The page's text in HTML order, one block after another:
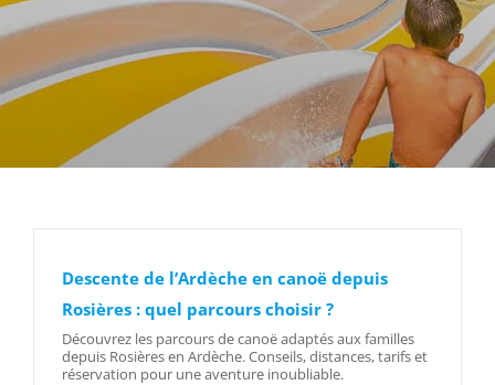
Descente de l’Ardèche en canoë depuis
Rosières : quel parcours choisir ?
Découvrez les parcours de canoë adaptés aux familles
depuis Rosières en Ardèche. Conseils, distances, tarifs et
réservation pour une aventure inoubliable.